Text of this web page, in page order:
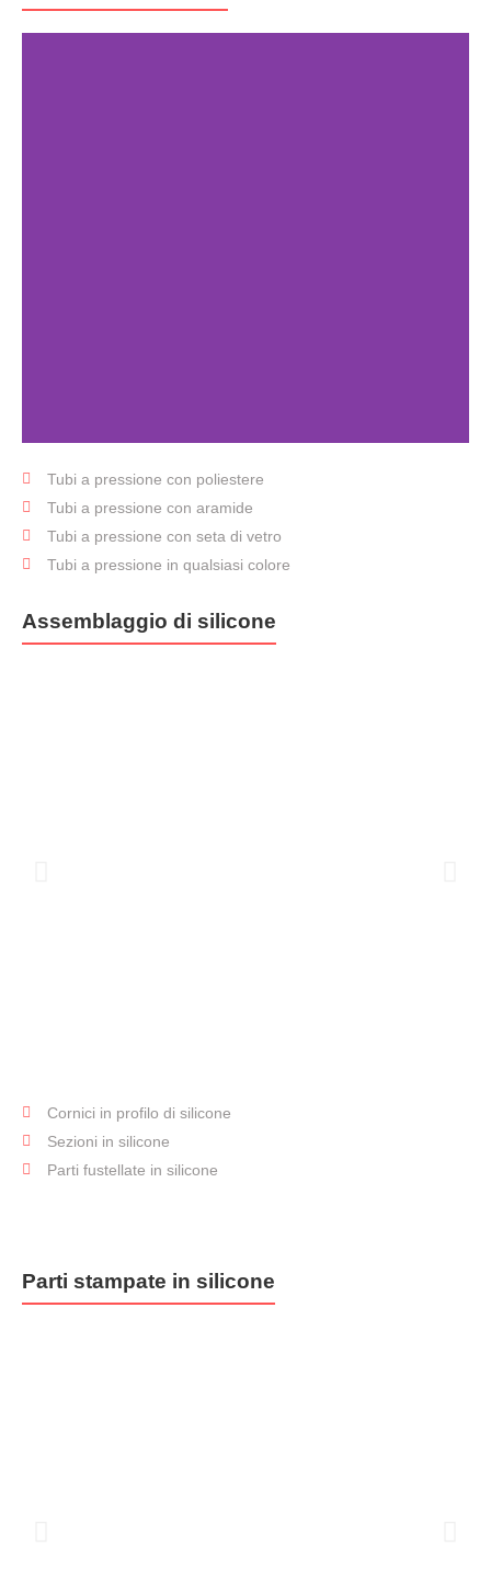
Tubo
telato
Tubi a pressione con poliestere
Tubi a pressione con aramide
Tubi a pressione con seta di vetro
Tubi a pressione in qualsiasi colore
Assemblaggio di silicone
Assemblaggio
Cornici in profilo di silicone
Sezioni in silicone
Parti fustellate in silicone
Parti stampate in silicone